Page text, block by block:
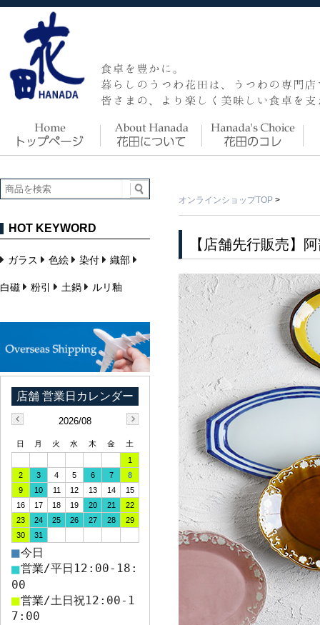
オンラインショップTOP >
【店舗先行販売】
HOT KEYWORD
ガラス 色絵 染付 織部
白磁 粉引 土鍋 ルリ釉
2026/08
日 月 火 水 木 金
土
1
2
3 4 5 6 7
8
9
10 11 12 13 14
15
16
17 18 19 20 21
22
23
24 25 26 27 28
29
30
31
■今日
■営業/平日12:00-18:
00
■営業/土日祝12:00-1
7:00